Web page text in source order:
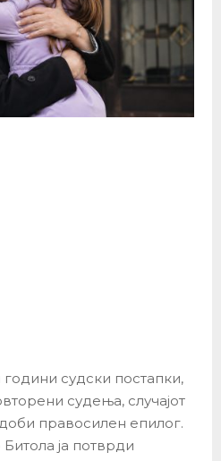
судски постапки,
судења, случајот
правосилен епилог.
ја потврди